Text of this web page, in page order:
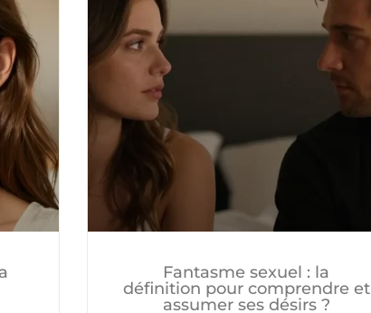
Fantasme sexuel : la
définition pour comprendre et
assumer ses désirs ?